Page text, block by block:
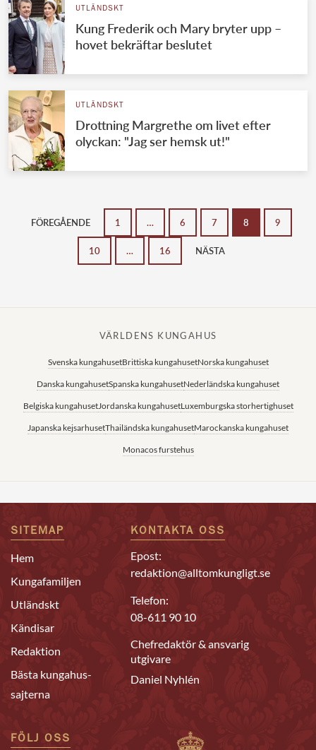
UTLÄNDSKT
Kung Frederik och Mary bryter upp –
hovet bekräftar beslutet
UTLÄNDSKT
Drottning Margrethe om livet efter
olyckan: "Jag ser hemsk ut!"
FÖREGÅENDE 1 … 6 7 8 9
10 … 16 NÄSTA
VÄRLDENS KUNGAHUS
Svenska kungahusetBrittiska kungahusetNorska kungahuset
Danska kungahusetSpanska kungahusetNederländska kungahuset
Belgiska kungahusetJordanska kungahusetLuxemburgska storhertighuset
Japanska kejsarhusetThailändska kungahusetMarockanska kungahuset
Monacos furstehus
SITEMAP
Hem
Kungafamiljen
Utländskt
Kändisar
Redaktion
Bästa kungahus-
sajterna
KONTAKTA OSS
Epost:
redaktion@alltomkungligt.se
Telefon:
08-611 90 10
Chefredaktör & ansvarig
utgivare
Daniel Nyhlén
FÖLJ OSS